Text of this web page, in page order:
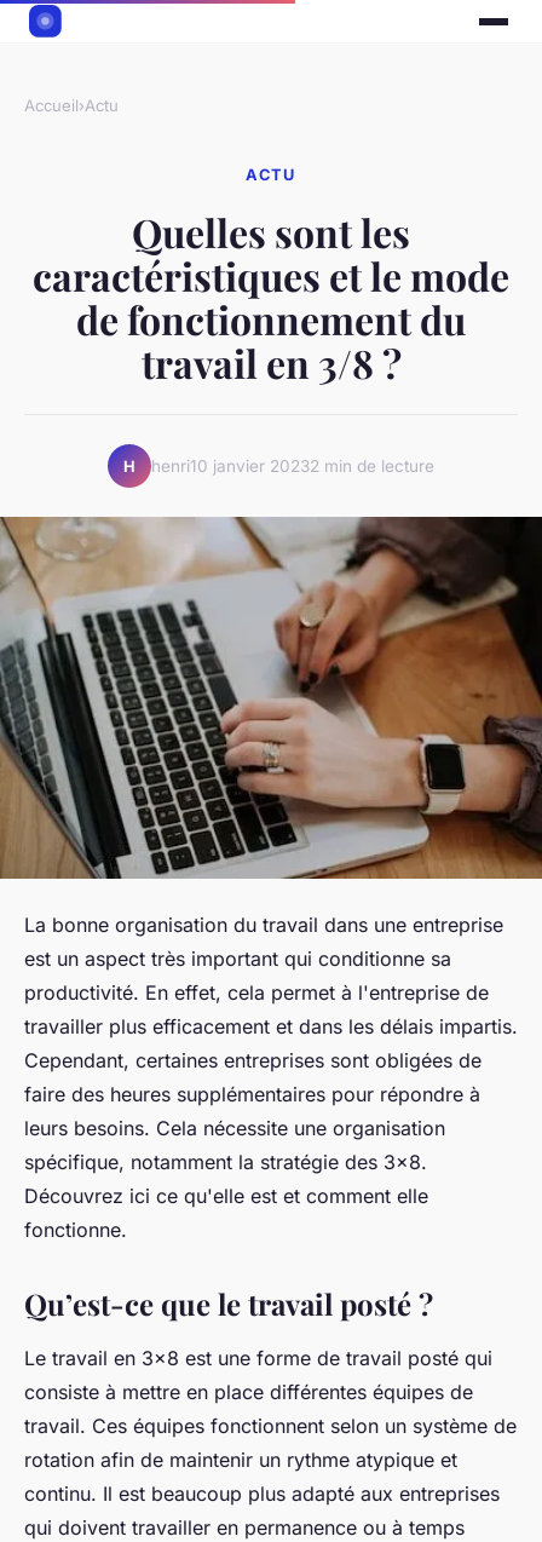
Accueil›Actu
ACTU
Quelles sont les
caractéristiques et le mode
de fonctionnement du
travail en 3/8 ?
H henri10 janvier 20232 min de lecture
La bonne organisation du travail dans une entreprise
est un aspect très important qui conditionne sa
productivité. En effet, cela permet à l'entreprise de
travailler plus efficacement et dans les délais impartis.
Cependant, certaines entreprises sont obligées de
faire des heures supplémentaires pour répondre à
leurs besoins. Cela nécessite une organisation
spécifique, notamment la stratégie des 3x8.
Découvrez ici ce qu'elle est et comment elle
fonctionne.
Qu’est-ce que le travail posté ?
Le travail en 3x8 est une forme de travail posté qui
consiste à mettre en place différentes équipes de
travail. Ces équipes fonctionnent selon un système de
rotation afin de maintenir un rythme atypique et
continu. Il est beaucoup plus adapté aux entreprises
qui doivent travailler en permanence ou à temps